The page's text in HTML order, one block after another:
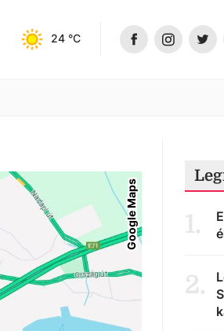
24 °C
Google Maps 1.
2.